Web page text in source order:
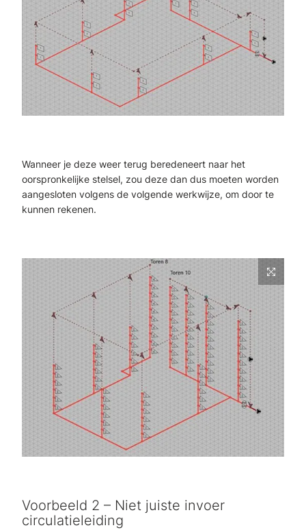
Wanneer je deze weer terug beredeneert naar het
oorspronkelijke stelsel, zou deze dan dus moeten worden
aangesloten volgens de volgende werkwijze, om door te
kunnen rekenen.
Voorbeeld 2 – Niet juiste invoer
circulatieleiding